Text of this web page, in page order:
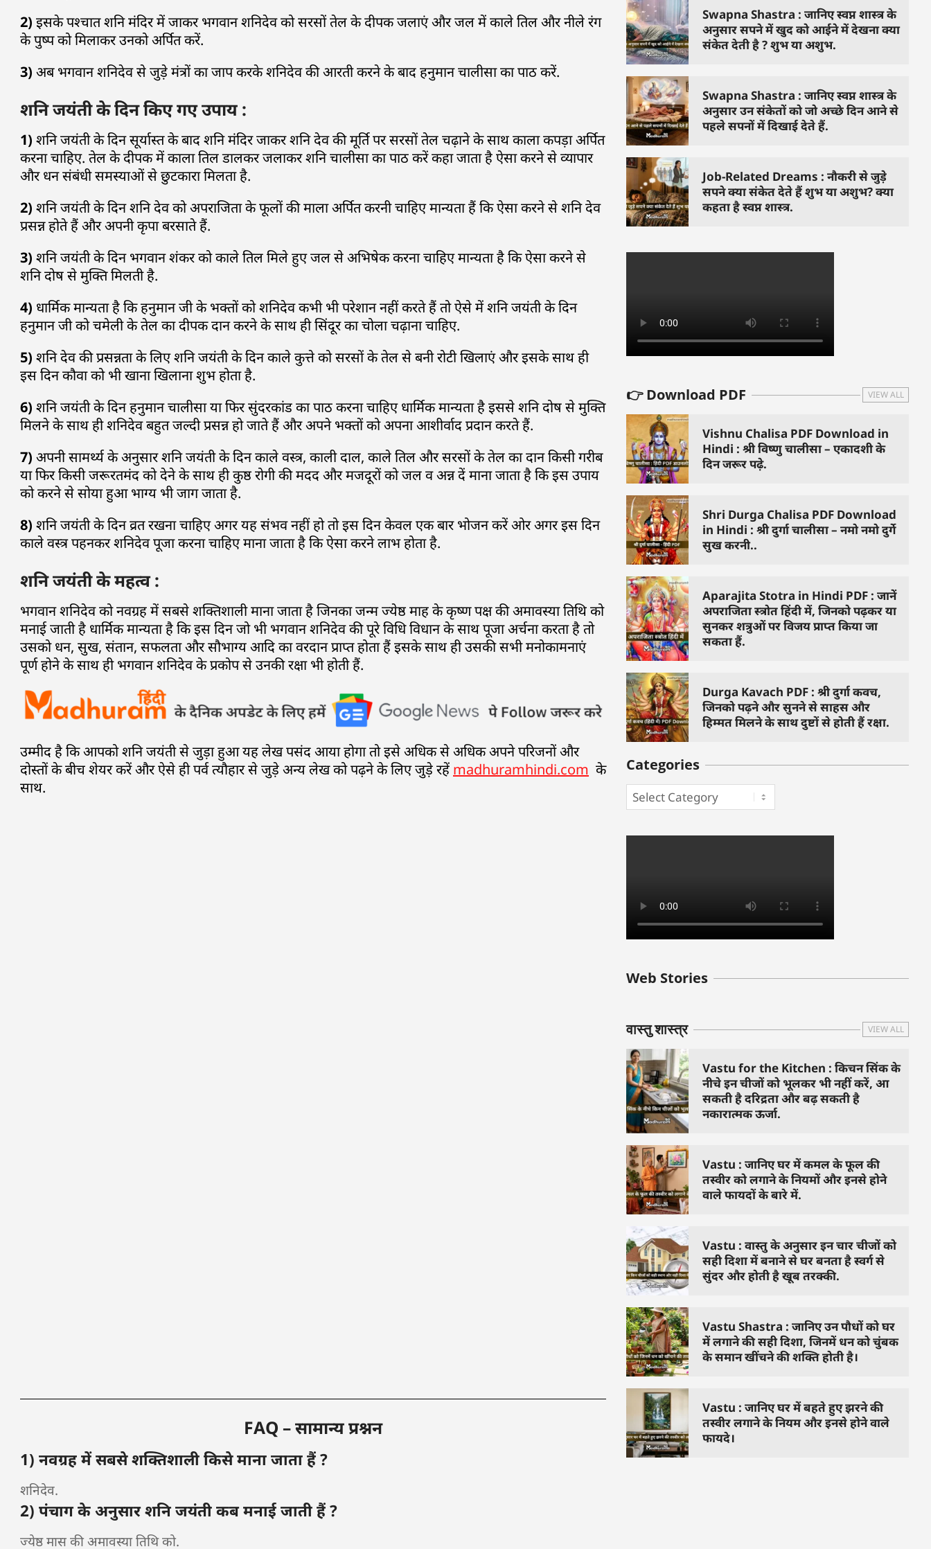
2) इसके पश्चात शनि मंदिर में जाकर भगवान शनिदेव को सरसों तेल के दीपक जलाएं और जल में काले तिल और नीले रंग
के पुष्प को मिलाकर उनको अर्पित करें.
3) अब भगवान शनिदेव से जुड़े मंत्रों का जाप करके शनिदेव की आरती करने के बाद हनुमान चालीसा का पाठ करें.
शनि जयंती के दिन किए गए उपाय :
1) शनि जयंती के दिन सूर्यास्त के बाद शनि मंदिर जाकर शनि देव की मूर्ति पर सरसों तेल चढ़ाने के साथ काला कपड़ा अर्पित
करना चाहिए. तेल के दीपक में काला तिल डालकर जलाकर शनि चालीसा का पाठ करें कहा जाता है ऐसा करने से व्यापार
और धन संबंधी समस्याओं से छुटकारा मिलता है.
2) शनि जयंती के दिन शनि देव को अपराजिता के फूलों की माला अर्पित करनी चाहिए मान्यता हैं कि ऐसा करने से शनि देव
प्रसन्न होते हैं और अपनी कृपा बरसाते हैं.
3) शनि जयंती के दिन भगवान शंकर को काले तिल मिले हुए जल से अभिषेक करना चाहिए मान्यता है कि ऐसा करने से
शनि दोष से मुक्ति मिलती है.
4) धार्मिक मान्यता है कि हनुमान जी के भक्तों को शनिदेव कभी भी परेशान नहीं करते हैं तो ऐसे में शनि जयंती के दिन
हनुमान जी को चमेली के तेल का दीपक दान करने के साथ ही सिंदूर का चोला चढ़ाना चाहिए.
5) शनि देव की प्रसन्नता के लिए शनि जयंती के दिन काले कुत्ते को सरसों के तेल से बनी रोटी खिलाएं और इसके साथ ही
इस दिन कौवा को भी खाना खिलाना शुभ होता है.
6) शनि जयंती के दिन हनुमान चालीसा या फिर सुंदरकांड का पाठ करना चाहिए धार्मिक मान्यता है इससे शनि दोष से मुक्ति
मिलने के साथ ही शनिदेव बहुत जल्दी प्रसन्न हो जाते हैं और अपने भक्तों को अपना आशीर्वाद प्रदान करते हैं.
7) अपनी सामर्थ्य के अनुसार शनि जयंती के दिन काले वस्त्र, काली दाल, काले तिल और सरसों के तेल का दान किसी गरीब
या फिर किसी जरूरतमंद को देने के साथ ही कुष्ठ रोगी की मदद और मजदूरों को जल व अन्न दें माना जाता है कि इस उपाय
को करने से सोया हुआ भाग्य भी जाग जाता है.
8) शनि जयंती के दिन व्रत रखना चाहिए अगर यह संभव नहीं हो तो इस दिन केवल एक बार भोजन करें ओर अगर इस दिन
काले वस्त्र पहनकर शनिदेव पूजा करना चाहिए माना जाता है कि ऐसा करने लाभ होता है.
शनि जयंती के महत्व :
भगवान शनिदेव को नवग्रह में सबसे शक्तिशाली माना जाता है जिनका जन्म ज्येष्ठ माह के कृष्ण पक्ष की अमावस्या तिथि को
मनाई जाती है धार्मिक मान्यता है कि इस दिन जो भी भगवान शनिदेव की पूरे विधि विधान के साथ पूजा अर्चना करता है तो
उसको धन, सुख, संतान, सफलता और सौभाग्य आदि का वरदान प्राप्त होता हैं इसके साथ ही उसकी सभी मनोकामनाएं
पूर्ण होने के साथ ही भगवान शनिदेव के प्रकोप से उनकी रक्षा भी होती हैं.
उम्मीद है कि आपको शनि जयंती से जुड़ा हुआ यह लेख पसंद आया होगा तो इसे अधिक से अधिक अपने परिजनों और
दोस्तों के बीच शेयर करें और ऐसे ही पर्व त्यौहार से जुड़े अन्य लेख को पढ़ने के लिए जुड़े रहें madhuramhindi.com के
साथ.
FAQ – सामान्य प्रश्नन
1) नवग्रह में सबसे शक्तिशाली किसे माना जाता हैं ?
शनिदेव.
2) पंचाग के अनुसार शनि जयंती कब मनाई जाती हैं ?
ज्येष्ठ मास की अमावस्या तिथि को.
Swapna Shastra : जानिए स्वप्न शास्त्र के
अनुसार सपने में खुद को आईने में देखना क्या
संकेत देती है ? शुभ या अशुभ.
Swapna Shastra : जानिए स्वप्न शास्त्र के
अनुसार उन संकेतों को जो अच्छे दिन आने से
पहले सपनों में दिखाई देते हैं.
Job-Related Dreams : नौकरी से जुड़े
सपने क्या संकेत देते हैं शुभ या अशुभ? क्या
कहता है स्वप्न शास्त्र.
👉 Download PDF VIEW ALL
Vishnu Chalisa PDF Download in
Hindi : श्री विष्णु चालीसा – एकादशी के
दिन जरूर पढ़े.
Shri Durga Chalisa PDF Download
in Hindi : श्री दुर्गा चालीसा – नमो नमो दुर्गे
सुख करनी..
Aparajita Stotra in Hindi PDF : जानें
अपराजिता स्त्रोत हिंदी में, जिनको पढ़कर या
सुनकर शत्रुओं पर विजय प्राप्त किया जा
सकता हैं.
Durga Kavach PDF : श्री दुर्गा कवच,
जिनको पढ़ने और सुनने से साहस और
हिम्मत मिलने के साथ दुष्टों से होती हैं रक्षा.
Categories
Web Stories
बुधवार के उपाय :
जिनसे हो गणेश जी
वास्तु शास्त्र VIEW ALL
Vastu for the Kitchen : किचन सिंक के
नीचे इन चीजों को भूलकर भी नहीं करें, आ
सकती है दरिद्रता और बढ़ सकती है
नकारात्मक ऊर्जा.
Vastu : जानिए घर में कमल के फूल की
तस्वीर को लगाने के नियमों और इनसे होने
वाले फायदों के बारे में.
Vastu : वास्तु के अनुसार इन चार चीजों को
सही दिशा में बनाने से घर बनता है स्वर्ग से
सुंदर और होती है खूब तरक्की.
Vastu Shastra : जानिए उन पौधों को घर
में लगाने की सही दिशा, जिनमें धन को चुंबक
के समान खींचने की शक्ति होती है।
Vastu : जानिए घर में बहते हुए झरने की
तस्वीर लगाने के नियम और इनसे होने वाले
फायदे।